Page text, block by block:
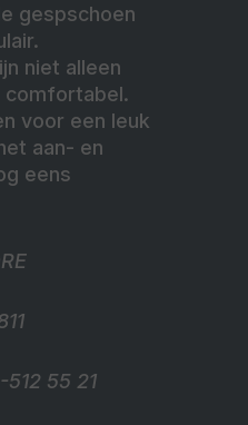
gespschoen
niet alleen
comfortabel.
voor een leuk
aan- en
eens
55 21